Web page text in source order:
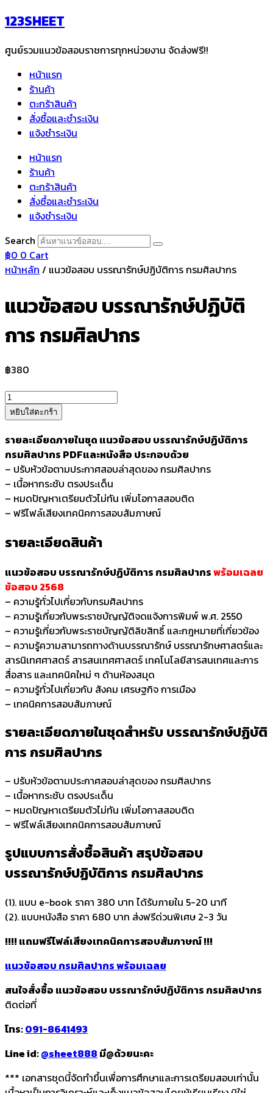
Skip
to
content
123SHEET
ศูนย์รวมแนวข้อสอบราชการทุกหน่วยงาน จัดส่งฟรี!!
หน้าแรก
ร้านค้า
ตะกร้าสินค้า
สั่งซื้อและชำระเงิน
แจ้งชำระเงิน
หน้าแรก
ร้านค้า
ตะกร้าสินค้า
สั่งซื้อและชำระเงิน
แจ้งชำระเงิน
Search
฿0 0 Cart
หน้าหลัก / แนวข้อสอบ บรรณารักษ์ปฏิบัติการ กรมศิลปากร
แนวข้อสอบ บรรณารักษ์ปฏิบัติ
การ กรมศิลปากร
฿380
จำนวน
แนว
ข้อสอบ
บรรณารักษ์
ปฏิบัติ
การ
กรม
ศิลปากร
ชิ้น
หยิบใส่ตะกร้า
รายละเอียดภายในชุด แนวข้อสอบ บรรณารักษ์ปฏิบัติการ
กรมศิลปากร PDFและหนังสือ ประกอบด้วย
– ปรับหัวข้อตามประกาศสอบล่าสุดของ กรมศิลปากร
– เนื้อหากระชับ ตรงประเด็น
– หมดปัญหาเตรียมตัวไม่ทัน เพิ่มโอกาสสอบติด
– ฟรีไฟล์เสียงเทคนิคการสอบสัมภาษณ์
รายละเอียดสินค้า
แนวข้อสอบ บรรณารักษ์ปฏิบัติการ กรมศิลปากรพร้อมเฉลย
ข้อสอบ 2568
– ความรู้ทั่วไปเกี่ยวกับกรมศิลปากร
– ความรู้เกี่ยวกับพระราชบัญญัติจดแจ้งการพิมพ์ พ.ศ. 2550
– ความรู้เกี่ยวกับพระราชบัญญัติลิขสิทธิ์ และกฎหมายที่เกี่ยวข้อง
– ความรู้ความสามารถทางด้านบรรณารักษ์ บรรณารักษศาสตร์และ
สารนิเทศศาสตร์ สารสนเทศศาสตร์ เทคโนโลยีสารสนเทศและการ
สื่อสาร และเทคนิคใหม่ ๆ ด้านห้องสมุด
– ความรู้ทั่วไปเกี่ยวกับ สังคม เศรษฐกิจ การเมือง
– เทคนิคการสอบสัมภาษณ์
รายละเอียดภายในชุดสำหรับ บรรณารักษ์ปฏิบัติ
การ กรมศิลปากร
– ปรับหัวข้อตามประกาศสอบล่าสุดของ กรมศิลปากร
– เนื้อหากระชับ ตรงประเด็น
– หมดปัญหาเตรียมตัวไม่ทัน เพิ่มโอกาสสอบติด
– ฟรีไฟล์เสียงเทคนิคการสอบสัมภาษณ์
รูปแบบการสั่งชื้อสินค้า สรุปข้อสอบ
บรรณารักษ์ปฏิบัติการ กรมศิลปากร
(1). แบบ e-book ราคา 380 บาท ได้รับภายใน 5-20 นาที
(2). แบบหนังสือ ราคา 680 บาท ส่งฟรีด่วนพิเศษ 2-3 วัน
!!!! แถมฟรีไฟล์เสียงเทคนิคการสอบสัมภาษณ์ !!!
แนวข้อสอบ กรมศิลปากร พร้อมเฉลย
สนใจสั่งซื้อ แนวข้อสอบ บรรณารักษ์ปฏิบัติการ กรมศิลปากร
ติดต่อที่
โทร:091-8641493
Line id:@sheet888 มี@ด้วยนะคะ
*** เอกสารชุดนี้จัดทำขึ้นเพื่อการศึกษาและการเตรียมสอบเท่านั้น